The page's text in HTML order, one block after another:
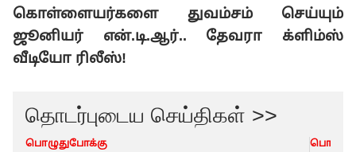
கொள்ளையர்களை துவம்சம் செய்யும்
ஜூனியர் என்.டி.ஆர்.. தேவரா க்ளிம்ஸ்
வீடியோ ரிலீஸ்!
தொடர்புடைய செய்திகள் >>
பொழுதுபோக்கு